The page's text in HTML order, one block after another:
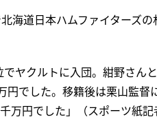
海道日本ハムファイターズの
でヤクルトに入団。紺野さん
でした。移籍後は栗山監督
万円でした」（スポーツ紙記